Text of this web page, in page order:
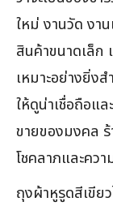
ใหม่ งานวัด งา
สินค้าขนาดเล็ก
เหมาะอย่างยิ่ง
ให้ดูน่าเชื่อถือแ
ขายของมงคล
โชคลาภและคว
ถุงผ้าหูรูดสีเขีย